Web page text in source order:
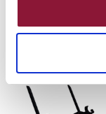
Andere